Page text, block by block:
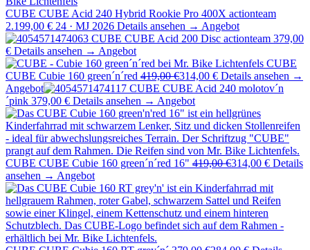
CUBE CUBE Acid 240 Hybrid Rookie Pro 400X actionteam
2.199,00 € 24 · MJ 2026 Details ansehen → Angebot
CUBE CUBE Acid 200 Disc actionteam 379,00
€ Details ansehen → Angebot
CUBE
CUBE Cubie 160 green´n´red 419,00 €314,00 € Details ansehen →
Angebot
CUBE CUBE Acid 240 molotov´n
´pink 379,00 € Details ansehen → Angebot
CUBE CUBE Cubie 160 green´n´red 16" 419,00 €314,00 € Details
ansehen → Angebot